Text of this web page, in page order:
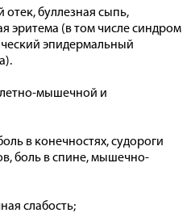
отек, буллезная сыпь,
эритема (в том числе синдром
эпидермальный
мышечной и
в конечностях, судороги
боль в спине, мышечно-
слабость;